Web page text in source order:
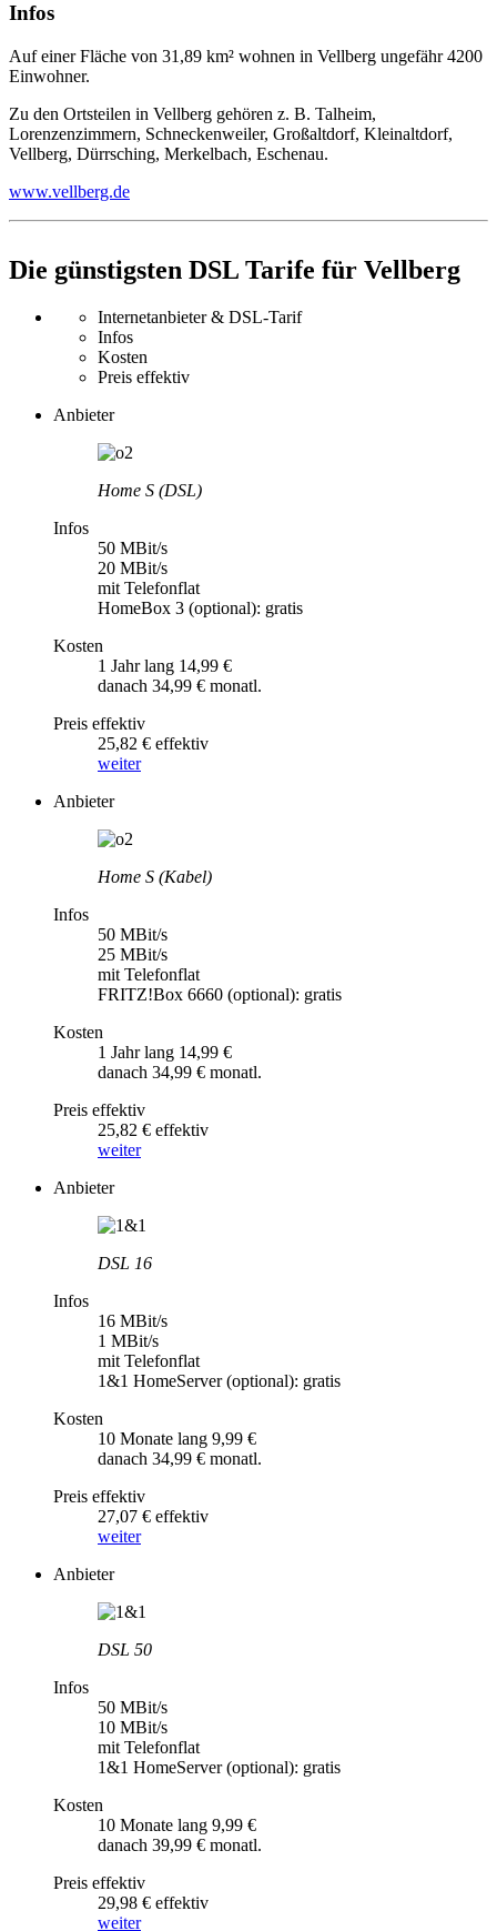
Infos
Auf einer Fläche von 31,89 km² wohnen in Vellberg ungefähr 4200
Einwohner.
Zu den Ortsteilen in Vellberg gehören z. B. Talheim,
Lorenzenzimmern, Schneckenweiler, Großaltdorf, Kleinaltdorf,
Vellberg, Dürrsching, Merkelbach, Eschenau.
www.vellberg.de
Die günstigsten DSL Tarife für Vellberg
Internetanbieter & DSL-Tarif
Infos
Kosten
Preis effektiv
Anbieter
Home S (DSL)
Infos
50 MBit/s
20 MBit/s
mit Telefonflat
HomeBox 3 (optional): gratis
Kosten
1 Jahr lang 14,99 €
danach 34,99 € monatl.
Preis effektiv
25,82 € effektiv
weiter
Anbieter
Home S (Kabel)
Infos
50 MBit/s
25 MBit/s
mit Telefonflat
FRITZ!Box 6660 (optional): gratis
Kosten
1 Jahr lang 14,99 €
danach 34,99 € monatl.
Preis effektiv
25,82 € effektiv
weiter
Anbieter
DSL 16
Infos
16 MBit/s
1 MBit/s
mit Telefonflat
1&1 HomeServer (optional): gratis
Kosten
10 Monate lang 9,99 €
danach 34,99 € monatl.
Preis effektiv
27,07 € effektiv
weiter
Anbieter
DSL 50
Infos
50 MBit/s
10 MBit/s
mit Telefonflat
1&1 HomeServer (optional): gratis
Kosten
10 Monate lang 9,99 €
danach 39,99 € monatl.
Preis effektiv
29,98 € effektiv
weiter